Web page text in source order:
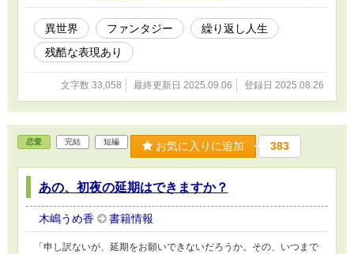
異世界 ファンタジー
繰り返し人生
残酷な表現あり
文字数 33,058 最終更新日 2025.09.06 登録日 2025.08.26
恋愛 完結 短編 お気に入りに追加 383
あの、初夜の延期はできますか？
木嶋うめ香 書籍情報
「申し訳ないが、延期をお願いできないだろうか。その、いつまで